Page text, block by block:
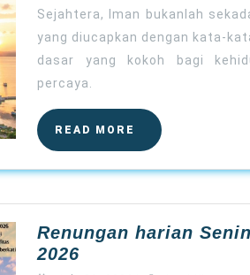
Sejahtera, Iman bukanlah
yang diucapkan dengan kata-
dasar yang kokoh bagi
percaya.
READ MORE
READ
MORE
Renungan harian
2026